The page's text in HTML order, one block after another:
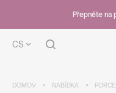
Přepněte na
CS
DOMOV NABÍDKA